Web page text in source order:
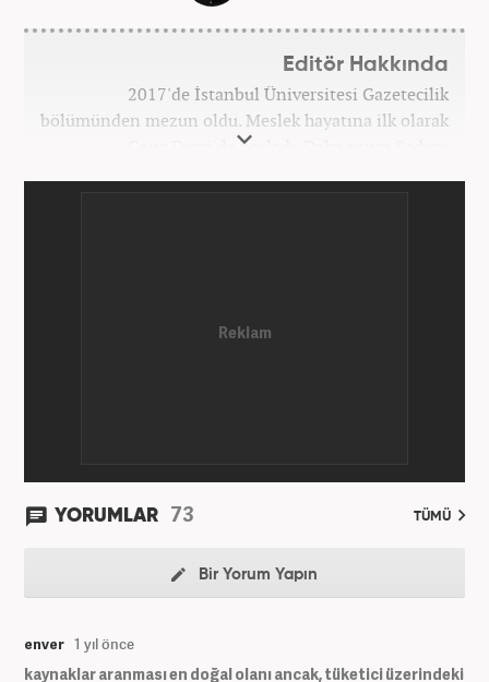
Editör Hakkında
2017'de İstanbul Üniversitesi Gazetecilik
bölümünden mezun oldu. Meslek hayatına ilk olarak
Genç Dergi'de başladı. Daha sonra Sadece
YORUMLAR 73 TÜMÜ
Bir Yorum Yapın
enver 1 yıl önce
kaynaklar aranması en doğal olanı ancak, tüketici üzerindeki